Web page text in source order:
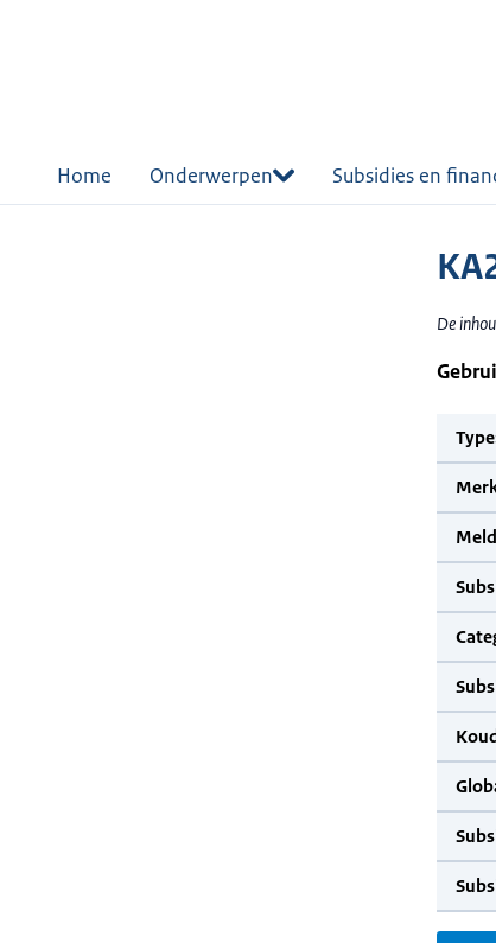
Home Onderwerpen Subsidies en
De